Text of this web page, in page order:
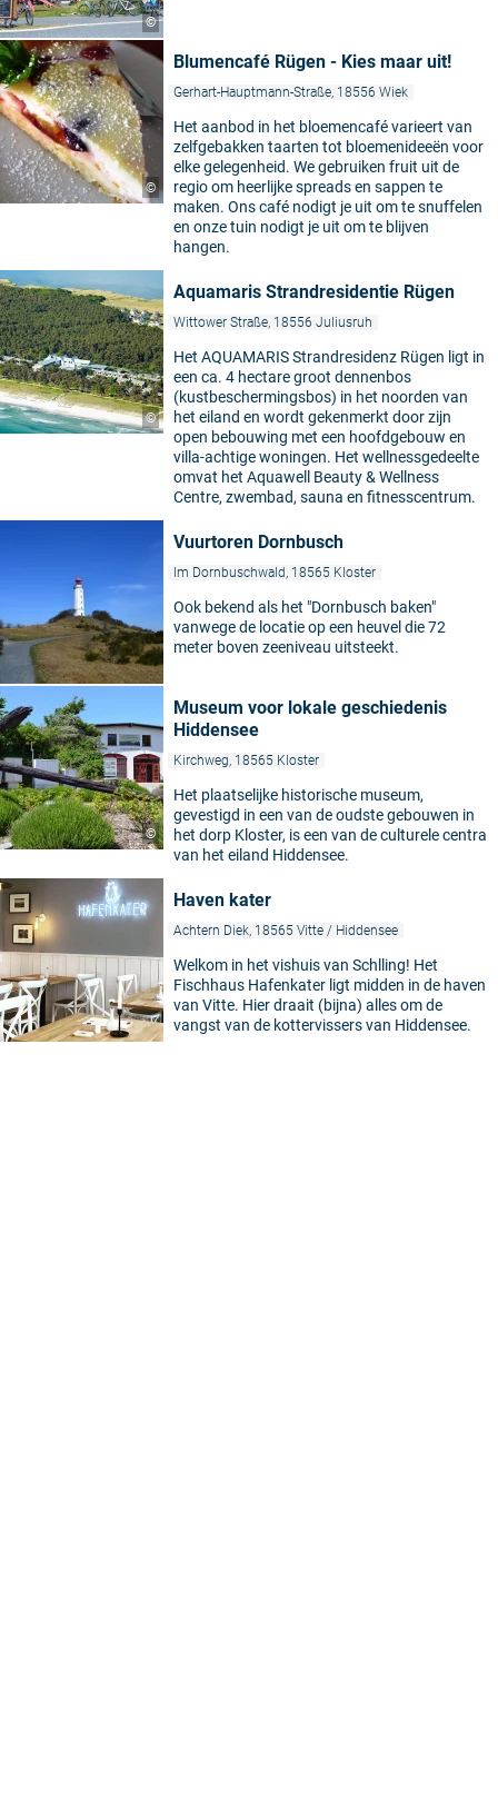
©
©
Blumencafé Rügen - Kies maar uit!
Gerhart-Hauptmann-Straße, 18556 Wiek
Het aanbod in het bloemencafé varieert van
zelfgebakken taarten tot bloemenideeën voor
elke gelegenheid. We gebruiken fruit uit de
regio om heerlijke spreads en sappen te
maken. Ons café nodigt je uit om te snuffelen
en onze tuin nodigt je uit om te blijven
hangen.
©
Aquamaris Strandresidentie Rügen
Wittower Straße, 18556 Juliusruh
Het AQUAMARIS Strandresidenz Rügen ligt in
een ca. 4 hectare groot dennenbos
(kustbeschermingsbos) in het noorden van
het eiland en wordt gekenmerkt door zijn
open bebouwing met een hoofdgebouw en
villa-achtige woningen. Het wellnessgedeelte
omvat het Aquawell Beauty & Wellness
Centre, zwembad, sauna en fitnesscentrum.
Vuurtoren Dornbusch
Im Dornbuschwald, 18565 Kloster
Ook bekend als het "Dornbusch baken"
vanwege de locatie op een heuvel die 72
meter boven zeeniveau uitsteekt.
©
Museum voor lokale geschiedenis
Hiddensee
Kirchweg, 18565 Kloster
Het plaatselijke historische museum,
gevestigd in een van de oudste gebouwen in
het dorp Kloster, is een van de culturele centra
van het eiland Hiddensee.
Haven kater
Achtern Diek, 18565 Vitte / Hiddensee
Welkom in het vishuis van Schlling! Het
Fischhaus Hafenkater ligt midden in de haven
van Vitte. Hier draait (bijna) alles om de
vangst van de kottervissers van Hiddensee.